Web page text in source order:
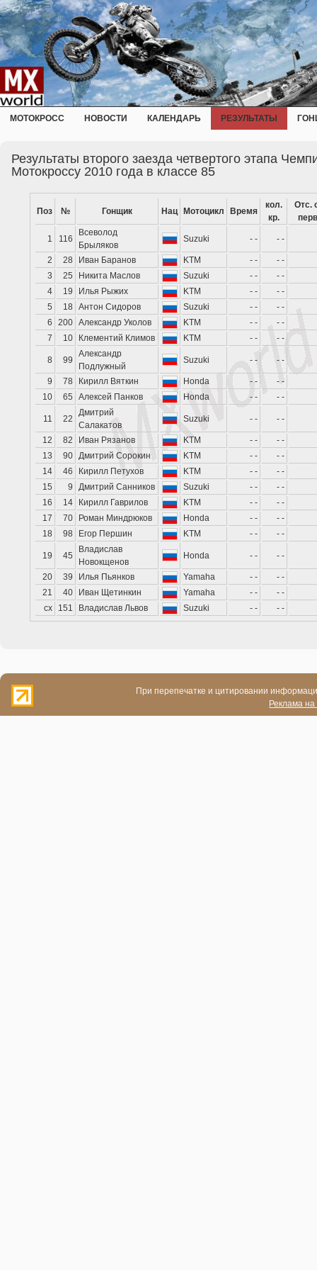
МОТОКРОСС НОВОСТИ КАЛЕНДАРЬ РЕЗУЛЬТАТЫ
Результаты второго заезда четвертого этапа
Мотокроссу 2010 года в классе 85
Поз № Гонщик Нац Мотоцикл Время
кол.
кр.
Отс.
1 116
Всеволод
Брыляков
Suzuki - - - -
2 28 Иван Баранов KTM - -
- -
3
25 Никита Маслов Suzuki - -
- -
4
19 Илья Рыжих KTM - -
- -
5
18 Антон Сидоров Suzuki - -
- -
6
200 Александр Уколов KTM - -
- -
7
10 Клементий Климов KTM - - - -
8 99
Александр
Подлужный
Suzuki - - - -
9 78 Кирилл Вяткин Honda - -
- -
10
65 Алексей Панков Honda - - - -
11 22
Дмитрий
Салакатов
Suzuki - - - -
12 82 Иван Рязанов KTM - -
- -
13
90 Дмитрий Сорокин KTM - -
- -
14
46 Кирилл Петухов KTM - -
- -
15
9 Дмитрий Санников Suzuki - -
- -
16
14 Кирилл Гаврилов KTM - -
- -
17
70 Роман Миндрюков Honda - -
- -
18
98 Егор Першин KTM - - - -
19 45
Владислав
Новокщенов
Honda - - - -
20 39 Илья Пьянков Yamaha - -
- -
21
40 Иван Щетинкин Yamaha - -
- -
сх
151 Владислав Львов Suzuki - - - -
При перепечатке и цитировании
Реклама на